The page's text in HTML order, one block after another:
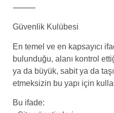
⸻
Güvenlik Kulübesi
En temel ve en kapsayıcı
bulunduğu, alanı kontrol
ya da büyük, sabit ya da
etmeksizin bu yapı için
Bu ifade: